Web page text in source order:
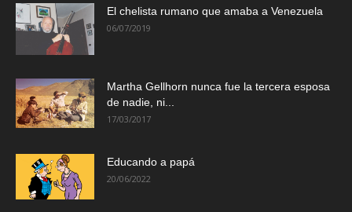
El chelista rumano que amaba a Venezuela
06/07/2019
Martha Gellhorn nunca fue la tercera esposa
de nadie, ni...
17/03/2017
Educando a papá
20/06/2022